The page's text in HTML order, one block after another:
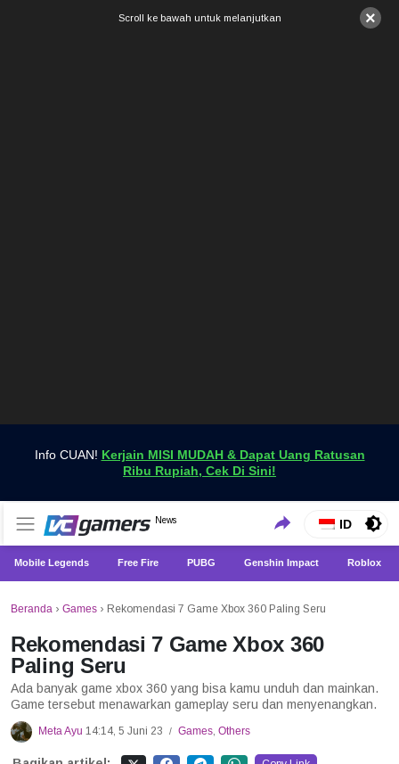
×
Scroll ke bawah untuk melanjutkan
Info CUAN! Kerjain MISI MUDAH & Dapat Uang Ratusan
Ribu Rupiah, Cek Di Sini!
VCGamers News
News
Dapatkan Berita Games Terbaru Hanya di VCGamers
ID
Mobile Legends Free Fire PUBG Genshin Impact Roblox
Beranda › Games › Rekomendasi 7 Game Xbox 360 Paling Seru
Rekomendasi 7 Game Xbox 360
Paling Seru
Ada banyak game xbox 360 yang bisa kamu unduh dan mainkan.
Game tersebut menawarkan gameplay seru dan menyenangkan.
Meta Ayu 14:14, 5 Juni 23 / Games, Others